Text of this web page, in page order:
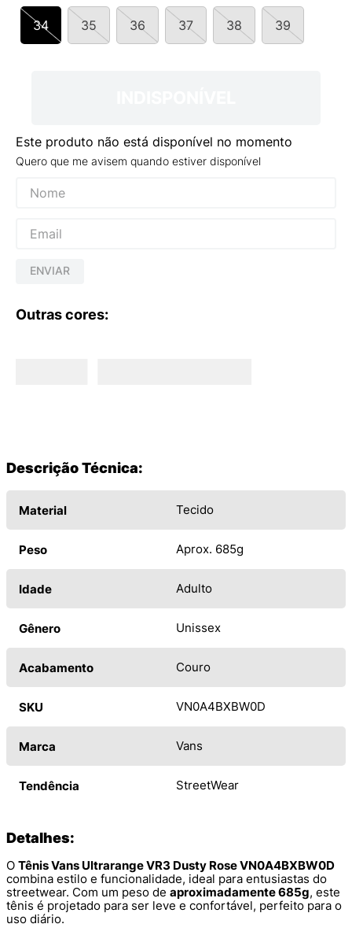
34 35 36 37 38 39
Este produto não está disponível no momento
Quero que me avisem quando estiver disponível
ENVIAR
Outras cores:
Descrição Técnica:
Material Tecido
Peso Aprox. 685g
Idade Adulto
Gênero Unissex
Acabamento Couro
SKU VN0A4BXBW0D
Marca Vans
Tendência StreetWear
Detalhes:
O Tênis Vans Ultrarange VR3 Dusty Rose VN0A4BXBW0D
combina estilo e funcionalidade, ideal para entusiastas do
streetwear. Com um peso de aproximadamente 685g, este
tênis é projetado para ser leve e confortável, perfeito para o
uso diário.
9º
NEW 530
10º VANS TÊNIS VANS ULTRARANGE